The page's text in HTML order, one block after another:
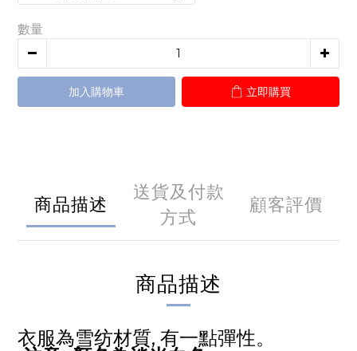
數量
加入購物車 立即購買
商品描述
送貨及付款
方式
顧客評價
商品描述
衣服為雪纺材質, 有一點彈性。